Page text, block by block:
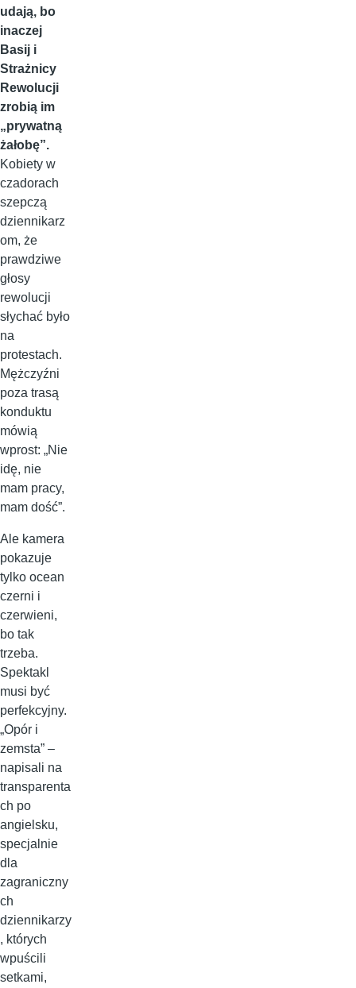
udają, bo
inaczej
Basij i
Strażnicy
Rewolucji
zrobią im
„prywatną
żałobę”.
Kobiety w
czadorach
szepczą
dziennikarz
om, że
prawdziwe
głosy
rewolucji
słychać było
na
protestach.
Mężczyźni
poza trasą
konduktu
mówią
wprost: „Nie
idę, nie
mam pracy,
mam dość”.
Ale kamera
pokazuje
tylko ocean
czerni i
czerwieni,
bo tak
trzeba.
Spektakl
musi być
perfekcyjny.
„Opór i
zemsta” –
napisali na
transparenta
ch po
angielsku,
specjalnie
dla
zagraniczny
ch
dziennikarzy
, których
wpuścili
setkami,